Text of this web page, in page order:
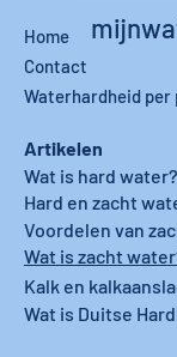
Home
Contact
Waterhardheid per
Artikelen
Wat is hard water?
Hard en zacht
Wat is zacht
Voordelen van
Kalk en
Wat is Duitse